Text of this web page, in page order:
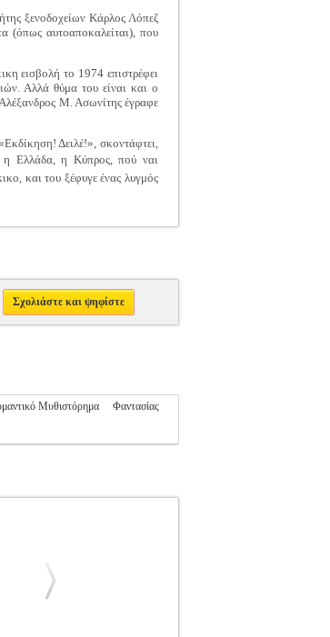
ξενοδοχείων Κάρλος Λόπεζ
(όπως αυτοαποκαλείται), που
εισβολή το 1974 επιστρέφει
Αλλά θύμα του είναι και ο
Αλέξανδρος Μ. Ασωνίτης έγραφε
Δειλέ!», σκοντάφτει,
η Ελλάδα, η Κύπρος, πού ναι
και του ξέφυγε ένας λυγμός
Σχολιάστε και ψηφίστε
Μυθιστόρημα
Φαντασίας